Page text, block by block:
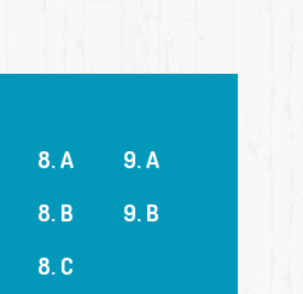
8. A
8. B
8. C
9. A
9. B